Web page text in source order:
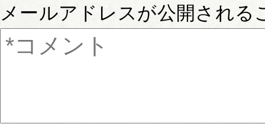
メールアドレスが公開される